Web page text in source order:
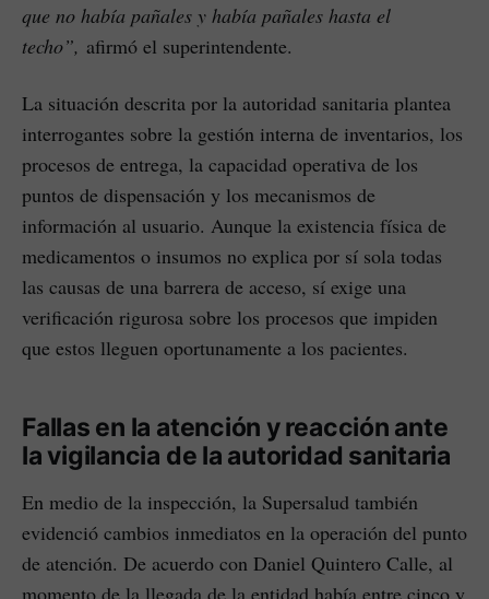
que no había pañales y había pañales hasta el
techo”, afirmó el superintendente.
La situación descrita por la autoridad sanitaria plantea
interrogantes sobre la gestión interna de inventarios, los
procesos de entrega, la capacidad operativa de los
puntos de dispensación y los mecanismos de
información al usuario. Aunque la existencia física de
medicamentos o insumos no explica por sí sola todas
las causas de una barrera de acceso, sí exige una
verificación rigurosa sobre los procesos que impiden
que estos lleguen oportunamente a los pacientes.
Fallas en la atención y reacción ante
la vigilancia de la autoridad sanitaria
En medio de la inspección, la Supersalud también
evidenció cambios inmediatos en la operación del punto
de atención. De acuerdo con Daniel Quintero Calle, al